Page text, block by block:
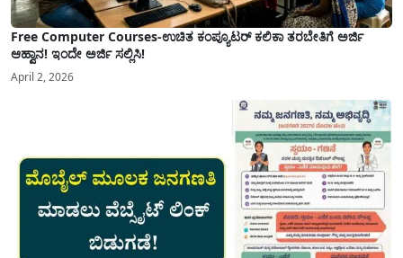
Free Computer Courses-ಉಚಿತ ಕಂಪ್ಯೂಟರ್ ಕಲಿಕಾ ತರಬೇತಿಗೆ ಅರ್ಜಿ
ಆಹ್ವಾನ! ಇಂದೇ ಅರ್ಜಿ ಸಲ್ಲಿಸಿ!
April 2, 2026